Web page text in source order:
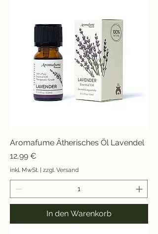
Aromafume Ätherisches Öl Lavendel
Preis
12,99 €
inkl. MwSt. | zzgl. Versand
In den Warenkorb